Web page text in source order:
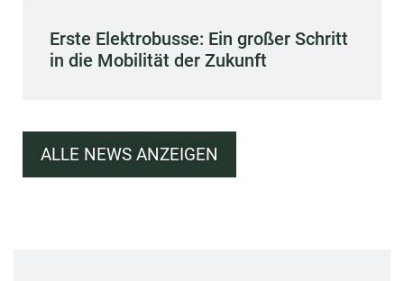
Erste Elektrobusse: Ein großer Schritt
in die Mobilität der Zukunft
ALLE NEWS ANZEIGEN